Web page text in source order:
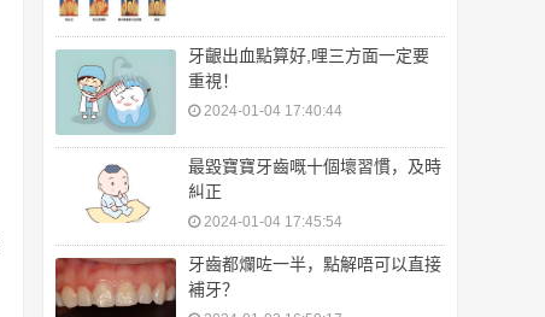
牙齦出血點算好,哩三方面一定要
重視！
2024-01-04 17:40:44
最毀寶寶牙齒嘅十個壞習慣，及時
糾正
2024-01-04 17:45:54
牙齒都爛咗一半，點解唔可以直接
補牙？